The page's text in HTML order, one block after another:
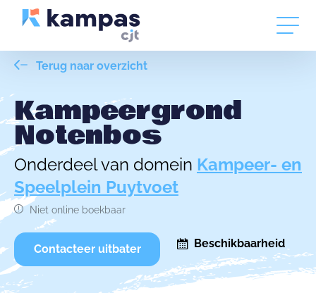
Terug naar overzicht
Kampeergrond
Notenbos
Onderdeel van domein Kampeer- en
Speelplein Puytvoet
Niet online boekbaar
Contacteer uitbater Beschikbaarheid